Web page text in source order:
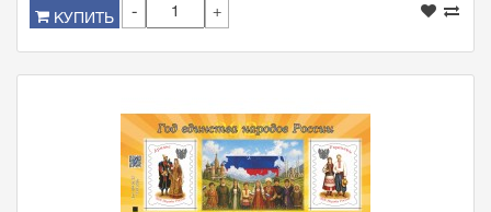
КУПИТЬ - +